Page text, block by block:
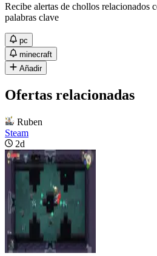
Recibe alertas de chollos relacionados
palabras clave
pc
minecraft
Añadir
Ofertas relacionadas
Ruben
Steam
2d